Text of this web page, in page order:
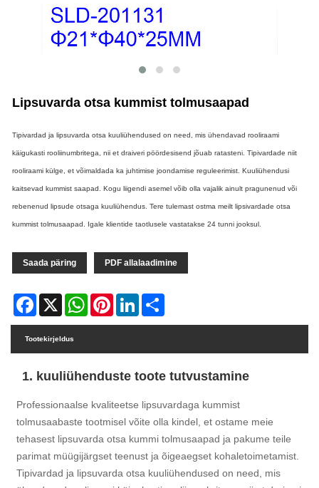
Lipsuvarda otsa kummist tolmusaapad
Tipivardad ja lipsuvarda otsa kuuliühendused on need, mis ühendavad rooliraami
käigukasti rooliinumbritega, nii et draiveri pöördesisend jõuab ratasteni. Tipivardade niit
rooliraami külge, et võimaldada ka juhtimise joondamise reguleerimist. Kuuliühendusi
kaitsevad kummist saapad. Kogu liigendi asemel võib olla vajalik ainult pragunenud või
rebenenud lipsude otsaga kuuliühendus. Tere tulemast ostma meilt lipsivardade otsa
kummist tolmusaapad. Igale klientide taotlusele vastatakse 24 tunni jooksul.
Saada päring PDF allalaadimine
Facebook WhatsAppPinterest LinkedIn
Tootekirjeldus
1. kuuliühenduste toote tutvustamine
Professionaalse kvaliteetse lipsuvardaga kummist
tolmusaabaste tootmisel võite olla kindel, et ostame meie
tehasest lipsuvarda otsa kummi tolmusaapad ja pakume teile
parimat müügijärgset teenust ja õigeaegset kohaletoimetamist.
Tipivardad ja lipsuvarda otsa kuuliühendused on need, mis